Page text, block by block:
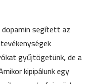
segített az
gyűjtögetünk, de a
kipipálunk egy